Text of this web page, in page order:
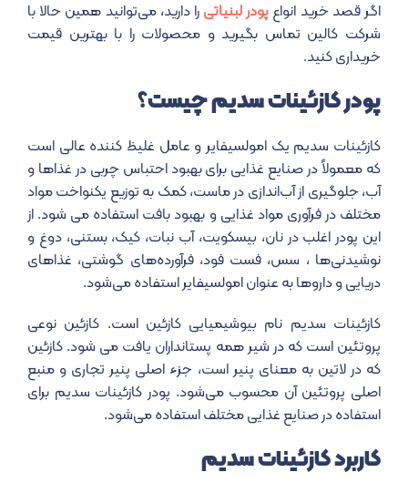
اگر قصد خرید انواع پودر لبنیاتی را دارید، می‌توانید همین حالا با
شرکت کالین تماس بگیرید و محصولات را با بهترین قیمت
خریداری کنید.
پودر کازئینات سدیم چیست؟
کازئینات سدیم یک امولسیفایر و عامل غلیظ کننده عالی است
که معمولاً در صنایع غذایی برای بهبود احتباس چربی در غذاها و
آب، جلوگیری از آب‌اندازی در ماست، کمک به توزیع یکنواخت مواد
مختلف در فرآوری مواد غذایی و بهبود بافت استفاده می شود. از
این پودر اغلب در نان، بیسکویت، آب نبات، کیک، بستنی، دوغ و
نوشیدنی‌ها ، سس، فست فود، فرآورده‌های گوشتی، غذاهای
دریایی و داروها به عنوان امولسیفایر استفاده می‌شود.
کازئینات سدیم نام بیوشیمیایی کازئین است. کازئین نوعی
پروتئین است که در شیر همه پستانداران یافت می شود. کازئین
که در لاتین به معنای پنیر است، جزء اصلی پنیر تجاری و منبع
اصلی پروتئین آن محسوب می‌شود. پودر کازئینات سدیم برای
استفاده در صنایع غذایی مختلف استفاده می‌شود.
کاربرد کازئینات سدیم